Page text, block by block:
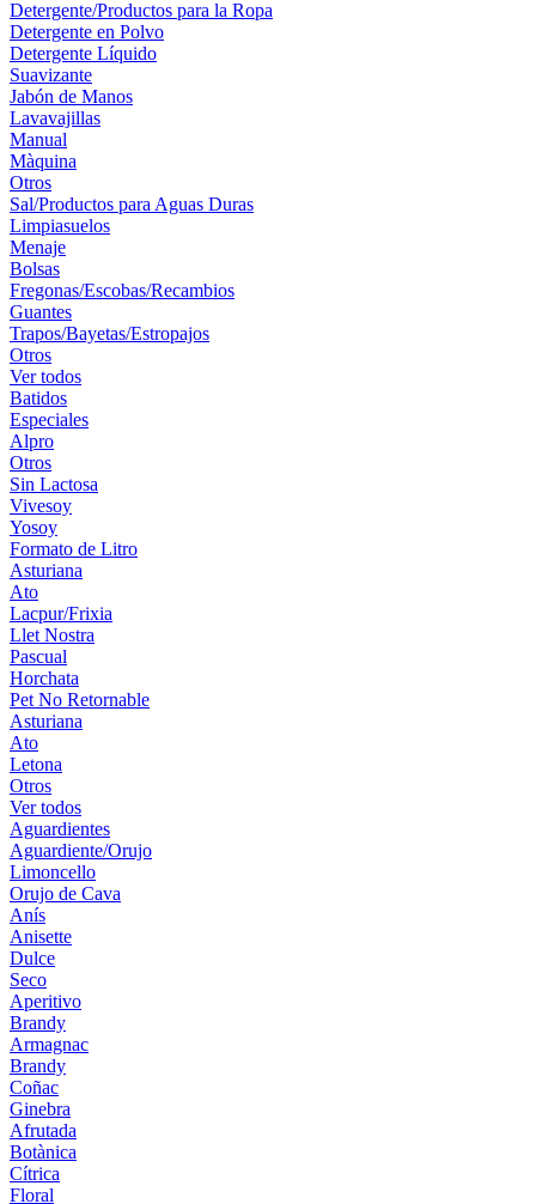
Detergente/Productos para la Ropa
Detergente en Polvo
Detergente Líquido
Suavizante
Jabón de Manos
Lavavajillas
Manual
Màquina
Otros
Sal/Productos para Aguas Duras
Limpiasuelos
Menaje
Bolsas
Fregonas/Escobas/Recambios
Guantes
Trapos/Bayetas/Estropajos
Otros
Ver todos
Batidos
Especiales
Alpro
Otros
Sin Lactosa
Vivesoy
Yosoy
Formato de Litro
Asturiana
Ato
Lacpur/Frixia
Llet Nostra
Pascual
Horchata
Pet No Retornable
Asturiana
Ato
Letona
Otros
Ver todos
Aguardientes
Aguardiente/Orujo
Limoncello
Orujo de Cava
Anís
Anisette
Dulce
Seco
Aperitivo
Brandy
Armagnac
Brandy
Coñac
Ginebra
Afrutada
Botànica
Cítrica
Floral